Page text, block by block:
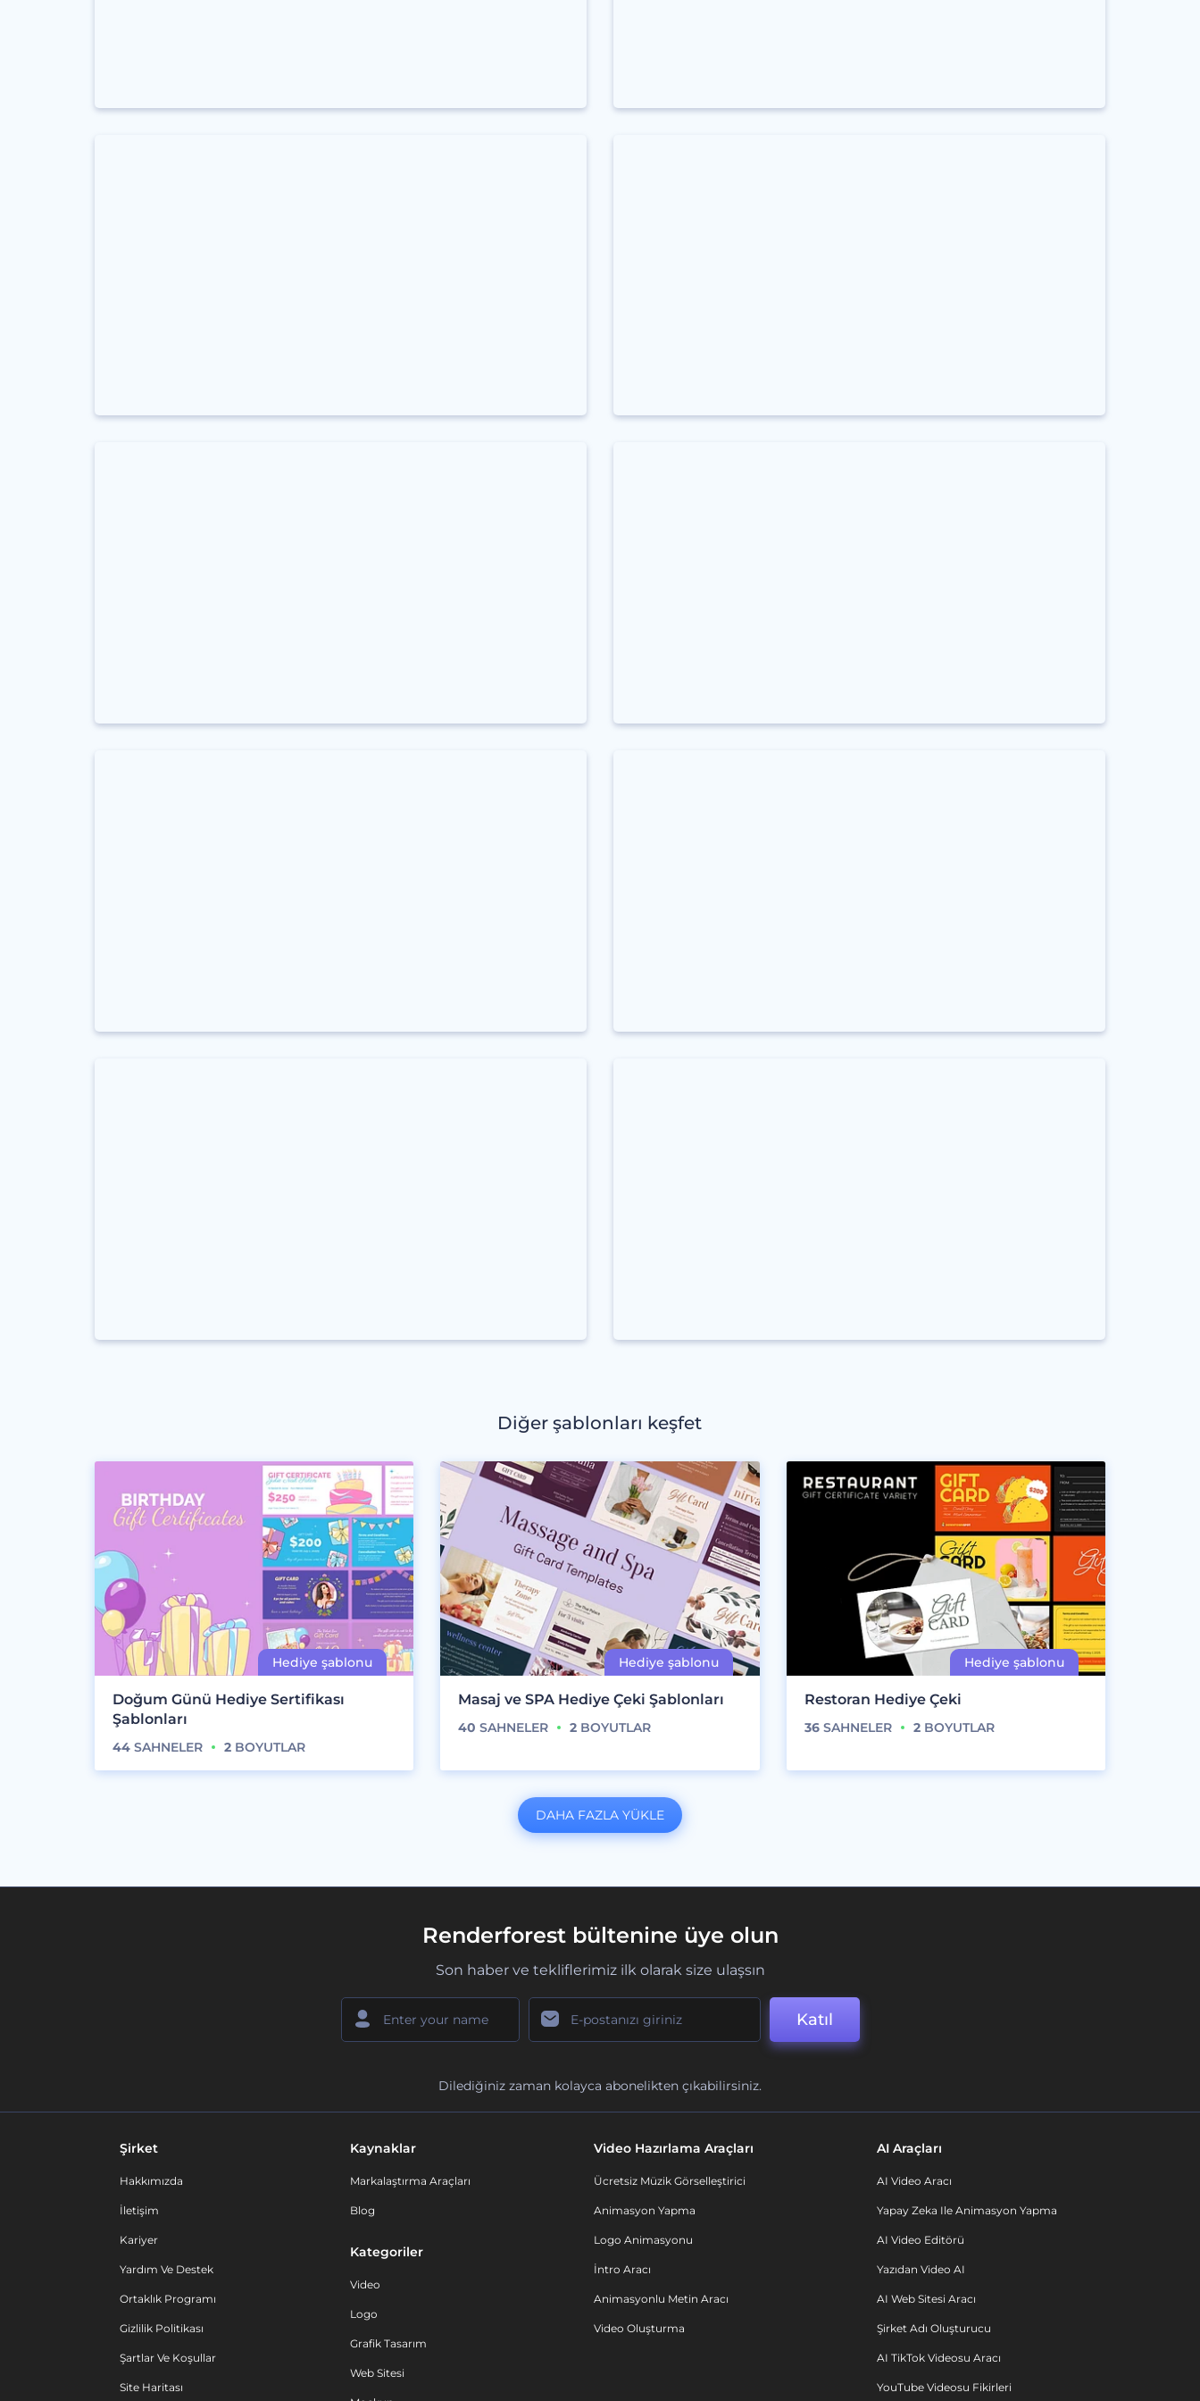
Diğer şablonları keşfet
Doğum Günü Hediye Sertifikası
Şablonları
44 SAHNELER 2 BOYUTLAR
Masaj ve SPA Hediye Çeki Şablonları
40 SAHNELER 2 BOYUTLAR
Restoran Hediye Çeki
36SAHNELER 2BOYUTLAR
DAHA FAZLA YÜKLE
Renderforest bültenine üye olun
Son haber ve tekliflerimiz ilk olarak size ulaşsın
Katıl
Dilediğiniz zaman kolayca abonelikten çıkabilirsiniz.
Şirket
Hakkımızda
İletişim
Kariyer
Yardım Ve Destek
Ortaklık Programı
Gizlilik Politikası
Şartlar Ve Koşullar
Site Haritası
Kaynaklar
Markalaştırma Araçları
Blog
Kategoriler
Video
Logo
Grafik Tasarım
Web Sitesi
Video Hazırlama Araçları
Ücretsiz Müzik Görselleştirici
Animasyon Yapma
Logo Animasyonu
İntro Aracı
Animasyonlu Metin Aracı
Video Oluşturma
AI Araçları
AI Video Aracı
Yapay Zeka Ile Animasyon Yapma
AI Video Editörü
Yazıdan Video AI
AI Web Sitesi Aracı
Şirket Adı Oluşturucu
AI TikTok Videosu Aracı
YouTube Videosu Fikirleri